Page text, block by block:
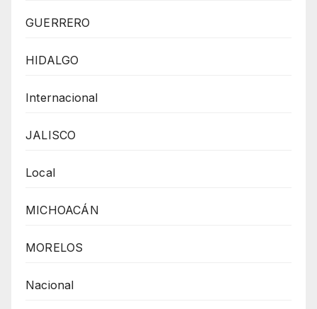
GUERRERO
HIDALGO
Internacional
JALISCO
Local
MICHOACÁN
MORELOS
Nacional